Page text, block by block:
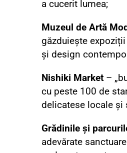
a cucerit lumea;
Muzeul de Artă
găzduiește
și design
Nishiki Market –
cu peste 100 de
delicatese locale și
Grădinile și
adevărate